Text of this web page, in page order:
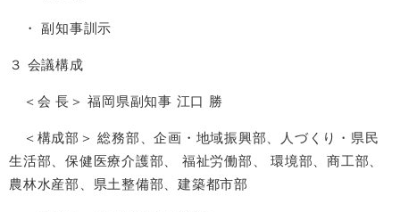
・ 副知事訓示
３ 会議構成
＜会 長＞ 福岡県副知事 江口 勝
＜構成部＞ 総務部、企画・地域振興部、人づくり・県民
生活部、保健医療介護部、 福祉労働部、 環境部、商工部、
農林水産部、県土整備部、建築都市部